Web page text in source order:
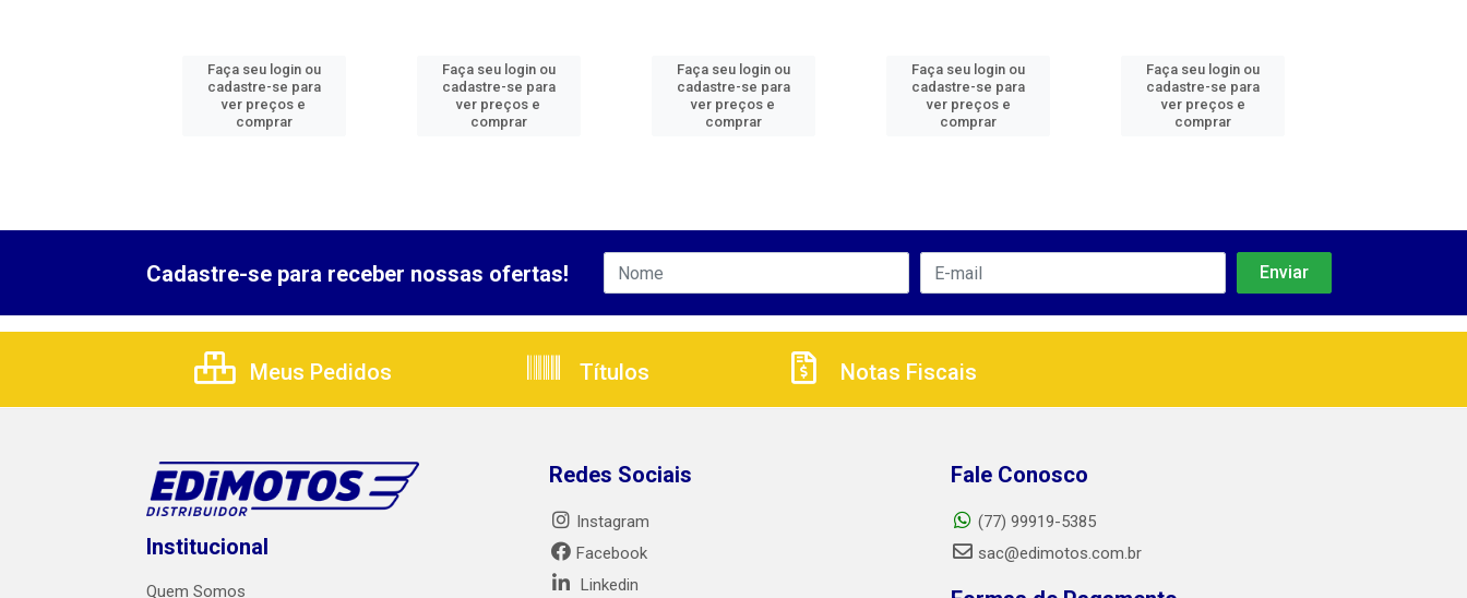
Faça seu login ou
cadastre-se para
ver preços e
comprar
Faça seu login ou
cadastre-se para
ver preços e
comprar
Faça seu login ou
cadastre-se para
ver preços e
comprar
Faça seu login ou
cadastre-se para
ver preços e
comprar
Faça seu login ou
cadastre-se para
ver preços e
comprar
Cadastre-se para receber nossas ofertas!
Meus Pedidos Títulos Notas Fiscais
Institucional
Quem Somos
Redes Sociais
Instagram
Facebook
Linkedin
Fale Conosco
(77) 99919-5385
sac@edimotos.com.br